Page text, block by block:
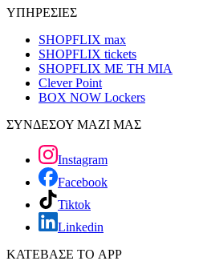
ΥΠΗΡΕΣΙΕΣ
SHOPFLIX max
SHOPFLIX tickets
SHOPFLIX ΜΕ ΤΗ ΜΙΑ
Clever Point
BOX NOW Lockers
ΣΥΝΔΕΣΟΥ ΜΑΖΙ ΜΑΣ
Instagram
Facebook
Tiktok
Linkedin
ΚΑΤΕΒΑΣΕ ΤΟ APP